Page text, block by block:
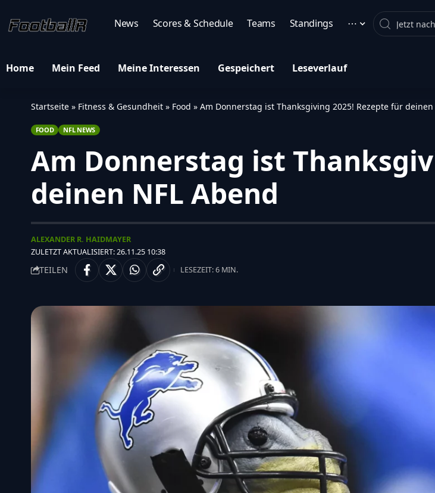
News Scores & Schedule Teams Standings ⋯ Search
Home Mein Feed Meine Interessen Gespeichert Leseverlauf
Startseite » Fitness & Gesundheit » Food » Am Donnerstag ist Thanksgiving 2025! Rezepte für deinen
FOOD NFL NEWS
Am Donnerstag ist
deinen NFL Abend
ZULETZT AKTUALISIERT: 26.11.25 10:38
ALEXANDER R. HAIDMAYER
TEILEN LESEZEIT: 6 MIN.